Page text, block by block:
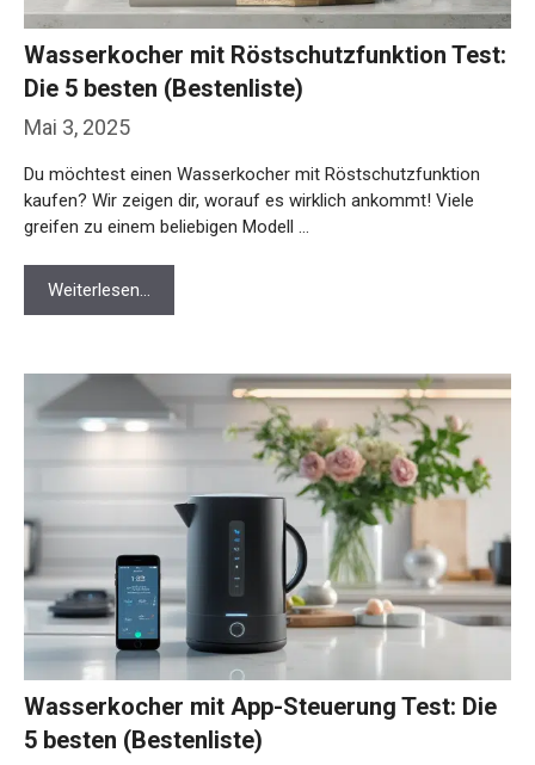
Mai 3, 2025
Wasserkocher mit Röstschutzfunktion Test:
Die 5 besten (Bestenliste)
Du möchtest einen Wasserkocher mit Röstschutzfunktion
kaufen? Wir zeigen dir, worauf es wirklich ankommt! Viele
greifen zu einem beliebigen Modell …
Weiterlesen…
Wasserkocher mit App-Steuerung Test: Die
5 besten (Bestenliste)